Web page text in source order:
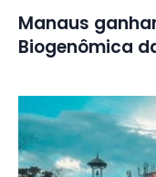
Manaus
Biogenômica